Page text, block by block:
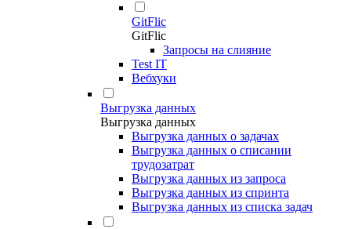
GitFlic
GitFlic
Запросы на слияние
Test IT
Вебхуки
Выгрузка данных
Выгрузка данных
Выгрузка данных о задачах
Выгрузка данных о списании
трудозатрат
Выгрузка данных из запроса
Выгрузка данных из спринта
Выгрузка данных из списка задач